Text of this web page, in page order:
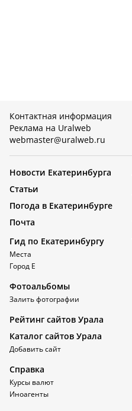
Контактная информация
Реклама на Uralweb
webmaster@uralweb.ru
Новости Екатеринбурга
Статьи
Погода в Екатеринбурге
Почта
Гид по Екатеринбургу
Места
Город Е
Фотоальбомы
Залить фотографии
Рейтинг сайтов Урала
Каталог сайтов Урала
Добавить сайт
Справка
Курсы валют
Иноагенты